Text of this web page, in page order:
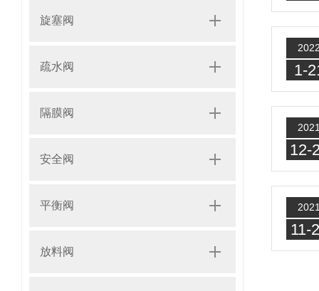
旋塞阀
疏水阀
隔膜阀
安全阀
平衡阀
放料阀
1-
12-
11-